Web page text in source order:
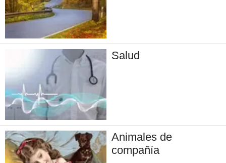
Salud
Animales de
compañía